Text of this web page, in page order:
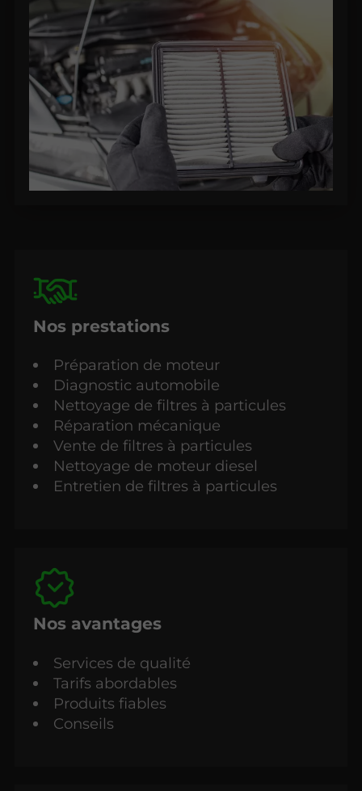
Nos prestations
Préparation de moteur
Diagnostic automobile
Nettoyage de filtres à particules
Réparation mécanique
Vente de filtres à particules
Nettoyage de moteur diesel
Entretien de filtres à particules
Nos avantages
Services de qualité
Tarifs abordables
Produits fiables
Conseils